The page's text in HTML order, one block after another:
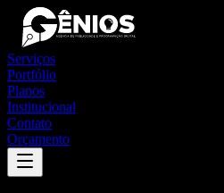
Serviços
Portfólio
Planos
Institucional
Contato
Orçamento